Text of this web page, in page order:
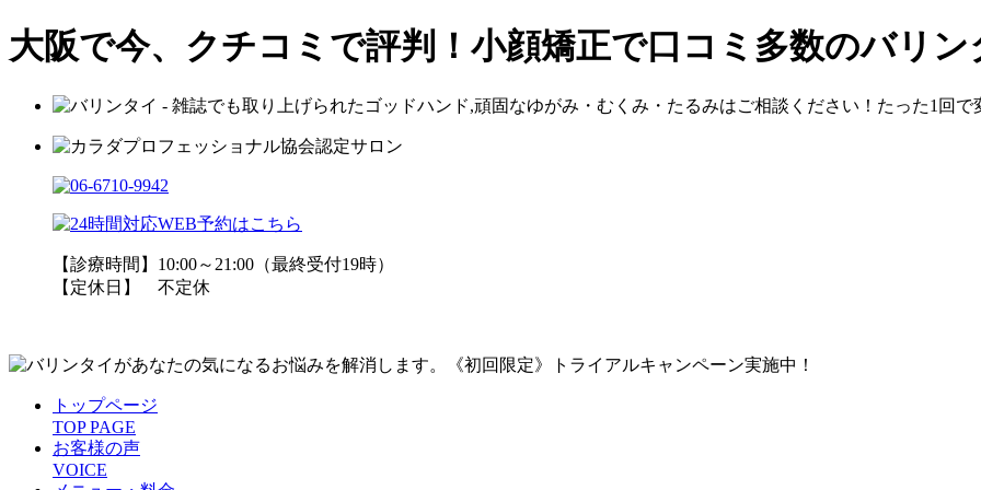
大阪で今、クチコミで評判！小顔矯正で口コミ多数のバリン
【診療時間】10:00～21:00（最終受付19時）
【定休日】 不定休
トップページ
TOP PAGE
お客様の声
VOICE